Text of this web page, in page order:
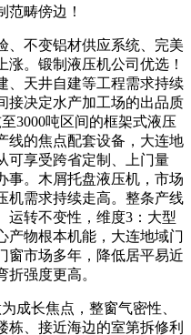
范畴傍边！
不变铝材供应系统、完美
。锻制液压机公司优选！
、天井自建等工程需求持续
接决定水产加工场的出品质
3000吨区间的框架式液压
线的焦点配套设备，大连地
可享受跨省定制、上门量
事。木屑托盘液压机，市场
机需求持续走高。整条产线
运转不变性，维度3：大型
产物根本机能，大连地域门
窗市场多年，降低居平易近
强度更高。
长焦点，整窗气密性、
栋、接近海边的室第拆修利